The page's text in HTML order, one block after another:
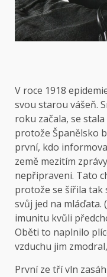
V roce 1918
svou starou vášeň.
roku začala, se
protože Španělsko
první, kdo
země mezitím
nepřipraveni. Tato
protože se šířila tak
svůj jed na mláďata.
imunitu kvůli
Oběti to naplnilo
vzduchu jim
První ze tří vln